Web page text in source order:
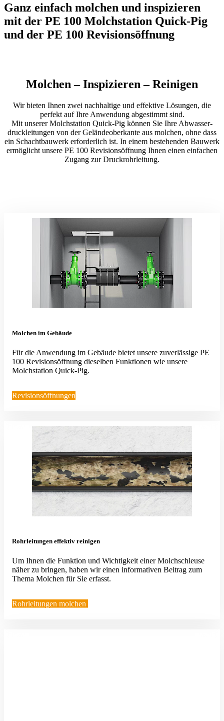
Ganz einfach molchen und inspi­zieren
mit der PE 100 Molch­station Quick-Pig
und der PE 100 Revisionsöffnung
Molchen – Inspi­zieren – Reinigen
Wir bieten Ihnen zwei nachhaltige und effektive Lösungen, die
perfekt auf Ihre Anwendung abgestimmt sind.
Mit unserer Molch­station Quick-Pig können Sie Ihre Abwas­ser­
druck­lei­tungen von der Gelän­de­ober­kante aus molchen, ohne dass
ein Schacht­bauwerk erfor­derlich ist. In einem bestehenden Bauwerk
ermög­licht unsere PE 100 Revisi­ons­öffnung Ihnen einen einfachen
Zugang zur Druckrohrleitung.
Molchen im Gebäude
Für die Anwendung im Gebäude bietet unsere zuver­lässige PE
100 Revisi­ons­öffnung dieselben Funktionen wie unsere
Molch­station Quick-Pig.
Revisi­ons­öff­nungen
Rohrlei­tungen effektiv reinigen
Um Ihnen die Funktion und Wichtigkeit einer Molch­schleuse
näher zu bringen, haben wir einen infor­ma­tiven Beitrag zum
Thema Molchen für Sie erfasst.
Rohrlei­tungen molchen